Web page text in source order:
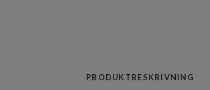
PRODUKTBESKRIVNING